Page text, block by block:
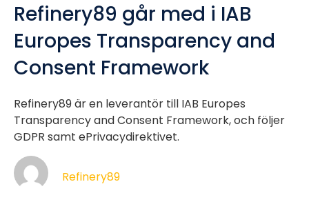
Refinery89 går med i IAB
Europes Transparency and
Consent Framework
Refinery89 är en leverantör till IAB Europes
Transparency and Consent Framework, och följer
GDPR samt ePrivacydirektivet.
Refinery89